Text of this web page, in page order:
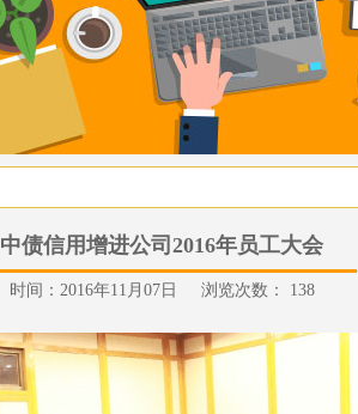
中债信用增进公司2016年员工大会
时间：2016年11月07日 浏览次数： 138